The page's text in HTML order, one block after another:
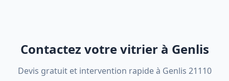
Contactez votre vitrier à Genlis
Devis gratuit et intervention rapide à Genlis 21110